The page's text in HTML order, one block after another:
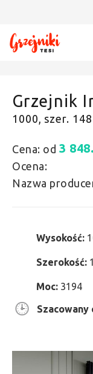
Grzejnik
1000, szer.
Cena: od 3
Ocena:
Nazwa
Wysokość:
Szerokość:
Moc: 3194
Szacowany